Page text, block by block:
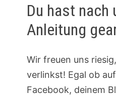
Du hast nach
Anleitung
Wir freuen uns
verlinkst! Egal ob
Facebook, deinem